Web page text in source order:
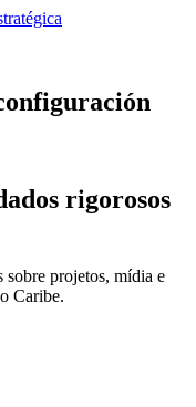
rigorosos
sobre projetos, mídia e
Caribe.